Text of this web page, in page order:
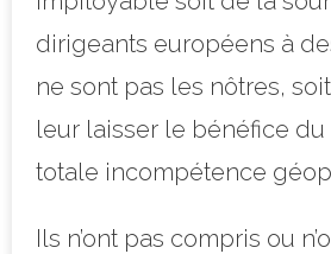
dirigeants européens à
ne sont pas les nôtres,
leur laisser le bénéfice
totale incompétence
Ils n’ont pas compris ou